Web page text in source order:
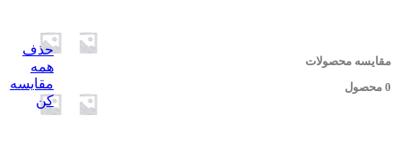
مقایسه محصولات
0 محصول
حذف
همه
مقایسه
کن